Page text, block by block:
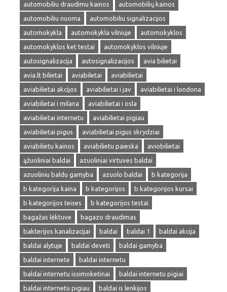
automobiliu draudimu kainos
automobilių kainos
automobiliu nuoma
automobiliu signalizacijos
automokykla
automokykla vilniuje
automokyklos
automokyklos ket testai
automokyklos vilniuje
autosignalizacija
autosignalizacijos
avia bilietai
avia.lt bilietai
aviabiletai
aviabilietai
aviabilietai akcijos
aviabilietai i jav
aviabilietai i londona
aviabilietai i milana
aviabilietai i osla
aviabilietai internetu
aviabilietai pigiau
aviabilietai pigus
aviabilietai pigus skrydziai
aviabilietu kainos
aviabilietu paieska
aviobilietai
ąžuoliniai baldai
azuoliniai virtuves baldai
azuoliniu baldu gamyba
azuolo baldai
b kategorija
b kategorija kaina
b kategorijos
b kategorijos kursai
b kategorijos teises
b kategorijos testai
bagažas lėktuve
bagazo draudimas
bakterijos kanalizacijai
baldai baldai 1
baldai akcija
baldai alytuje
baldai deveti
baldai gamyba
baldai internete
baldai internetu
baldai internetu issimoketinai
baldai internetu pigiai
baldai internetu pigiau
baldai is lenkijos